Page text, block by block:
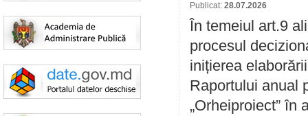
Publicat: 28.07.2026
În temeiul art.9
procesul
inițierea
Raportului anual
„Orheiproiect” în